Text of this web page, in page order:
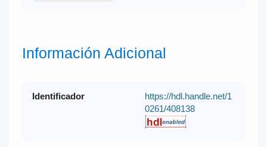
Información Adicional
Identificador
https://hdl.handle.net/1
0261/408138